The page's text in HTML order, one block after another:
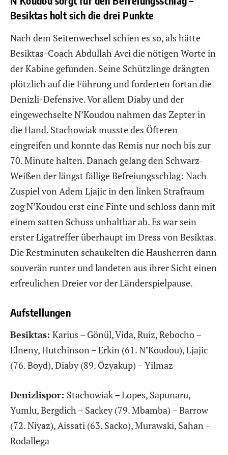
Besiktas holt sich die drei Punkte
Nach dem Seitenwechsel schien es so, als hätte
Besiktas-Coach Abdullah Avci die nötigen Worte in
der Kabine gefunden. Seine Schützlinge drängten
plötzlich auf die Führung und forderten fortan die
Denizli-Defensive. Vor allem Diaby und der
eingewechselte N’Koudou nahmen das Zepter in
die Hand. Stachowiak musste des Öfteren
eingreifen und konnte das Remis nur noch bis zur
70. Minute halten. Danach gelang den Schwarz-
Weißen der längst fällige Befreiungsschlag: Nach
Zuspiel von Adem Ljajic in den linken Strafraum
zog N’Koudou erst eine Finte und schloss dann mit
einem satten Schuss unhaltbar ab. Es war sein
erster Ligatreffer überhaupt im Dress von Besiktas.
Die Restminuten schaukelten die Hausherren dann
souverän runter und landeten aus ihrer Sicht einen
erfreulichen Dreier vor der Länderspielpause.
Aufstellungen
Besiktas: Karius – Gönül, Vida, Ruiz, Rebocho –
Elneny, Hutchinson – Erkin (61. N’Koudou), Ljajic
(76. Boyd), Diaby (89. Özyakup) – Yilmaz
Denizlispor: Stachowiak – Lopes, Sapunaru,
Yumlu, Bergdich – Sackey (79. Mbamba) – Barrow
(72. Niyaz), Aissati (63. Sacko), Murawski, Sahan –
Rodallega